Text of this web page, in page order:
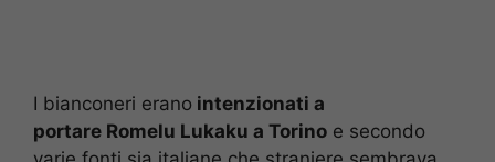
I bianconeri erano intenzionati a
portare Romelu Lukaku a Torino e secondo